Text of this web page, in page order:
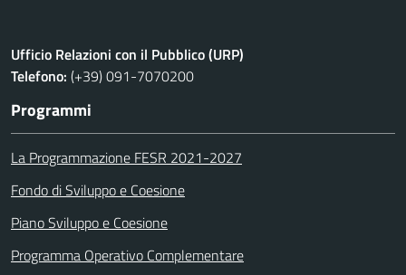
Ufficio Relazioni con il Pubblico (URP)
Telefono: (+39) 091-7070200
Programmi
La Programmazione FESR 2021-2027
Fondo di Sviluppo e Coesione
Piano Sviluppo e Coesione
Programma Operativo Complementare